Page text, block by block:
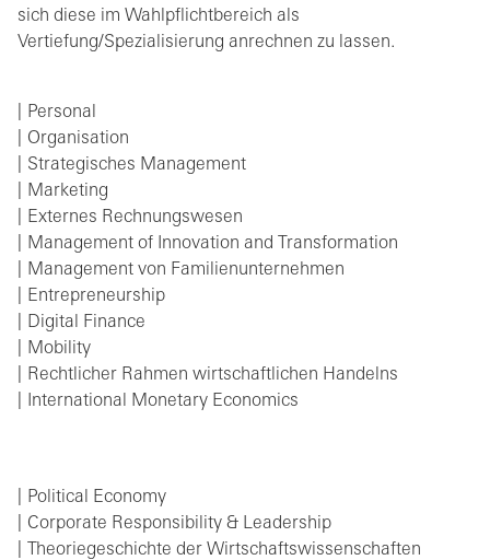
sich diese im Wahlpflichtbereich als
Vertiefung/Spezialisierung anrechnen zu lassen.
Personal
Organisation
Strategisches Management
Marketing
Externes Rechnungswesen
Management of Innovation and Transformation
Management von Familienunternehmen
Entrepreneurship
Digital Finance
Mobility
Rechtlicher Rahmen wirtschaftlichen Handelns
International Monetary Economics
Political Economy
Corporate Responsibility & Leadership
Theoriegeschichte der Wirtschaftswissenschaften